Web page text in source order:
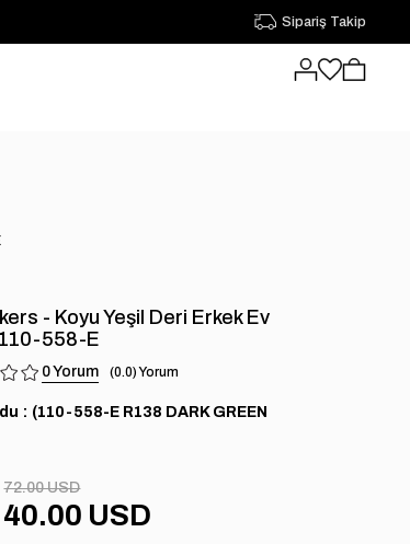
Sipariş Takip
- Koyu Yeşil Deri Erkek Ev
558-E
0 0.0
(110-558-E R138 DARK GREEN
72.00 USD
40.00 USD